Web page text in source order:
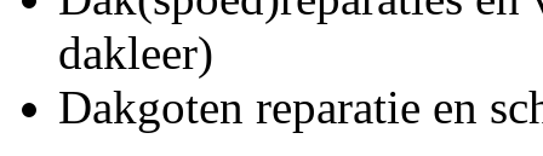
dakleer)
Dakgoten reparatie en